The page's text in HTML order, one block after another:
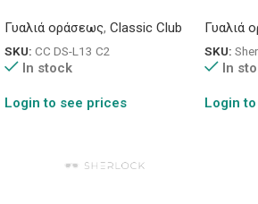
Γυαλιά οράσεως, Classic Club
SKU: CC DS-L13 C2
In stock
Login to see prices
Γυαλιά
SKU:
In
Login